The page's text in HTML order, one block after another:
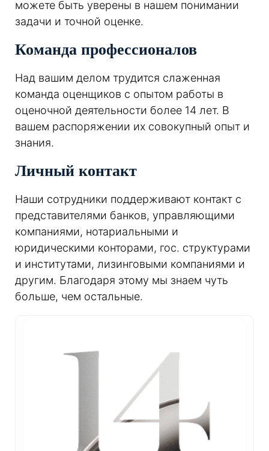
можете быть уверены в нашем понимании
задачи и точной оценке.
Команда профессионалов
Над вашим делом трудится слаженная
команда оценщиков с опытом работы в
оценочной деятельности более 14 лет. В
вашем распоряжении их совокупный опыт и
знания.
Личный контакт
Наши сотрудники поддерживают контакт с
представителями банков, управляющими
компаниями, нотариальными и
юридическими конторами, гос. структурами
и институтами, лизинговыми компаниями и
другим. Благодаря этому мы знаем чуть
больше, чем остальные.